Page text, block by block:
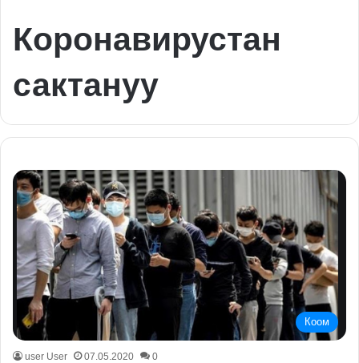
Коронавирустан
сактануу
Коом
user User 07.05.2020 0